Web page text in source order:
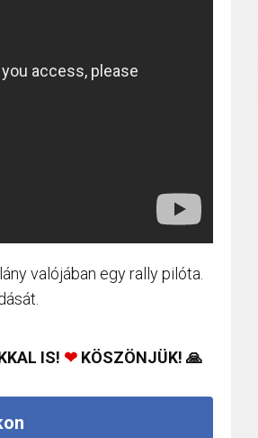
valójában egy rally pilóta.
IS! ❤KÖSZÖNJÜK! 🙏